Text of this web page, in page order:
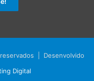
| Desenvolvido
Digital